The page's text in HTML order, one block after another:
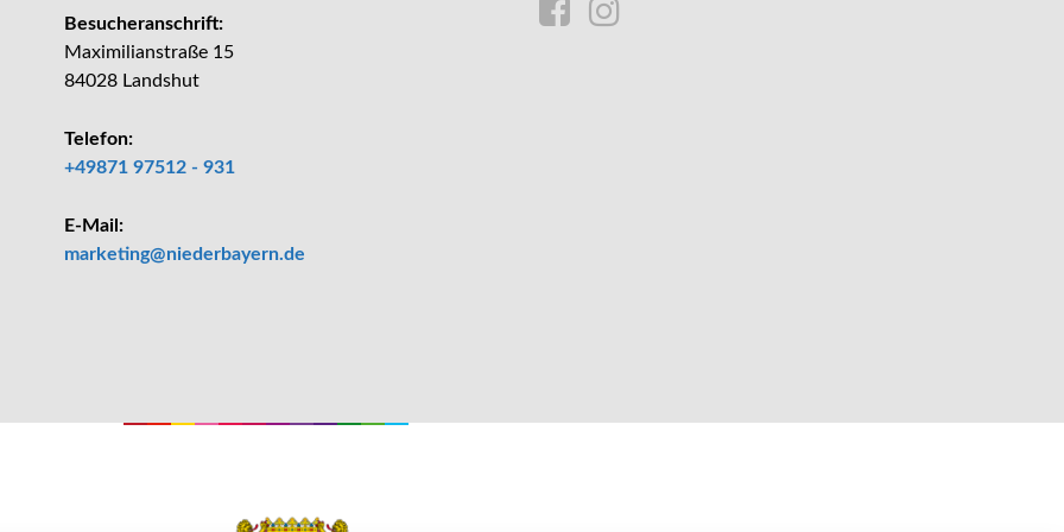
Besucheranschrift:
Maximilianstraße 15
84028 Landshut
Telefon:
+49871 97512 - 931
E-Mail:
marketing
_at_
niederbayern.de